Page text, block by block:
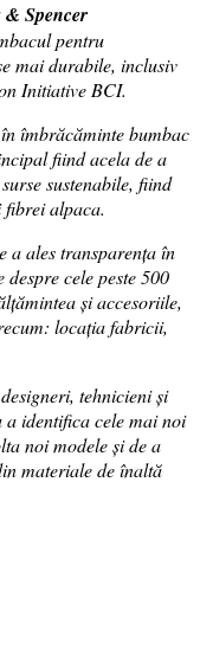
& Spencer
pentru
mai durabile, inclusiv
Initiative BCI.
îmbrăcăminte bumbac
fiind acela de a
sustenabile, fiind
alpaca.
a ales transparența în
cele peste 500
și accesoriile,
locația fabricii,
tehnicieni și
identifica cele mai noi
noi modele și de a
materiale de înaltă